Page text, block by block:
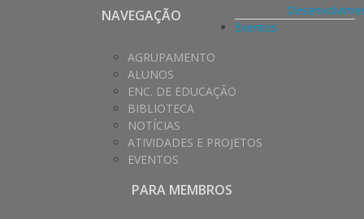
Eventos
NAVEGAÇÃO
AGRUPAMENTO
ALUNOS
ENC. DE EDUCAÇÃO
BIBLIOTECA
NOTÍCIAS
ATIVIDADES E PROJETOS
EVENTOS
PARA MEMBROS